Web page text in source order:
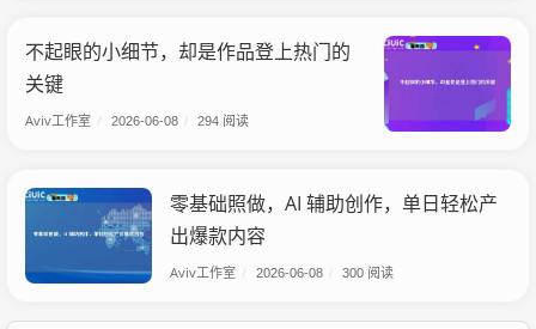
不起眼的小细节，却是作品登上热门的
关键
Aviv工作室 2026-06-08 294 阅读
零基础照做，AI 辅助创作，单日轻松产
出爆款内容
Aviv工作室 2026-06-08 300 阅读